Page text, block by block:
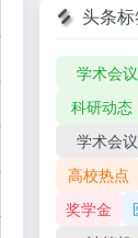
头条
学术会议
科研动态
学术会议
高校热点
奖学金